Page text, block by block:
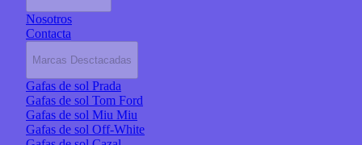
Nosotros
Contacta
Marcas Desctacadas
Gafas de sol Prada
Gafas de sol Tom Ford
Gafas de sol Miu Miu
Gafas de sol Off-White